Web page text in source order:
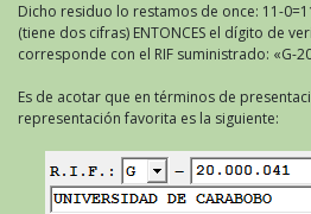
Dicho residuo lo restamos de once: 11-
(tiene dos cifras) ENTONCES el dígito de
corresponde con el RIF suministrado: «G-
Es de acotar que en términos de
representación favorita es la siguiente: